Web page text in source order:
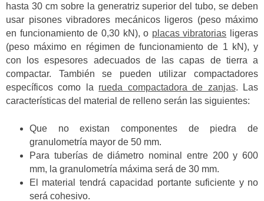
hasta 30 cm sobre la generatriz superior del tubo, se deben
usar pisones vibradores mecánicos ligeros (peso máximo
en funcionamiento de 0,30 kN), o placas vibratorias ligeras
(peso máximo en régimen de funcionamiento de 1 kN), y
con los espesores adecuados de las capas de tierra a
compactar. También se pueden utilizar compactadores
específicos como la rueda compactadora de zanjas. Las
características del material de relleno serán las siguientes:
Que no existan componentes de piedra de
granulometría mayor de 50 mm.
Para tuberías de diámetro nominal entre 200 y 600
mm, la granulometría máxima será de 30 mm.
El material tendrá capacidad portante suficiente y no
será cohesivo.